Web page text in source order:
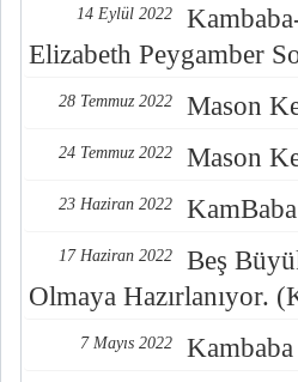
14 Eylül 2022
Elizabeth Peygamber
28 Temmuz 2022 Mason
24 Temmuz 2022 Mason
23 Haziran 2022
17 Haziran 2022
Beş
Olmaya Hazırlanıyor.
7 Mayıs 2022